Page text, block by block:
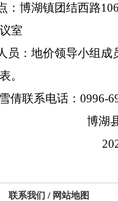
：博湖镇团结西路
室
员：地价领导小组成
。
倩联系电话：0996-
博湖
联系我们 / 网站地图